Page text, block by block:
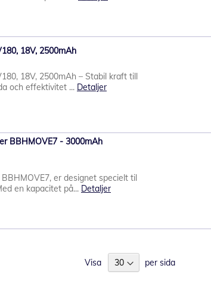
18V, 2500mAh
18V, 2500mAh – Stabil kraft till
och effektivitet ... Detaljer
BBHMOVE7 - 3000mAh
er designet specielt til
en kapacitet på... Detaljer
Visa per sida